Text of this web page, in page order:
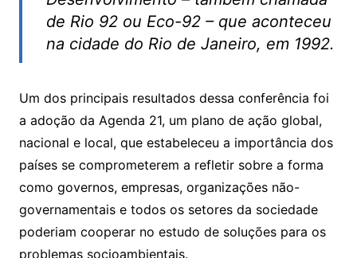
de Rio 92 ou Eco-92 – que aconteceu
na cidade do Rio de Janeiro, em 1992.
Um dos principais resultados dessa conferência foi
a adoção da Agenda 21, um plano de ação global,
nacional e local, que estabeleceu a importância dos
países se comprometerem a refletir sobre a forma
como governos, empresas, organizações não-
governamentais e todos os setores da sociedade
poderiam cooperar no estudo de soluções para os
problemas socioambientais.